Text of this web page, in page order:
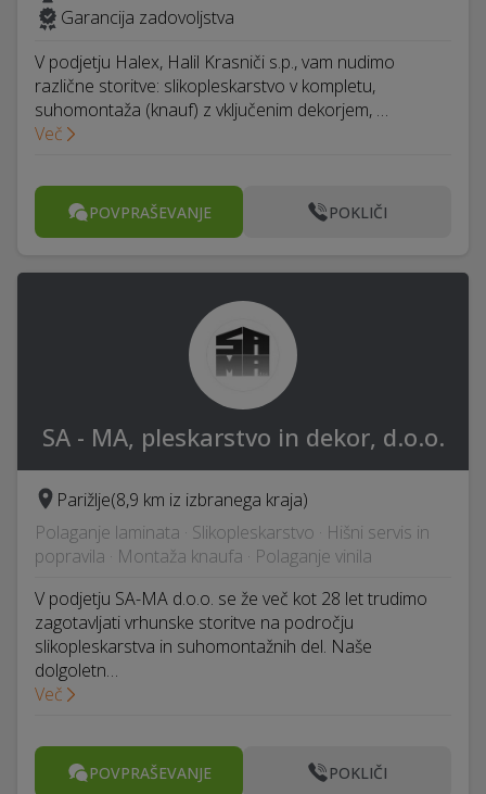
Garancija zadovoljstva
V podjetju Halex, Halil Krasniči s.p., vam nudimo
različne storitve: slikopleskarstvo v kompletu,
suhomontaža (knauf) z vključenim dekorjem, …
Več
POVPRAŠEVANJE POKLIČI
SA - MA, pleskarstvo in dekor, d.o.o.
Parižlje(8,9 km iz izbranega kraja)
Polaganje laminata · Slikopleskarstvo · Hišni servis in
popravila · Montaža knaufa · Polaganje vinila
V podjetju SA-MA d.o.o. se že več kot 28 let trudimo
zagotavljati vrhunske storitve na področju
slikopleskarstva in suhomontažnih del. Naše
dolgoletn…
Več
POVPRAŠEVANJE POKLIČI